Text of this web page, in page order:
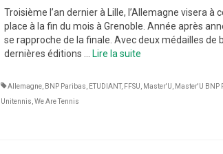
Troisième l’an dernier à Lille, l’Allemagne visera à
place à la fin du mois à Grenoble. Année après
se rapproche de la finale. Avec deux médailles de
dernières éditions …
Lire la suite­­
Allemagne, BNP Paribas ETUDIANT, FFSU Master'U Master'U BNP
Unitennis We Are Tennis